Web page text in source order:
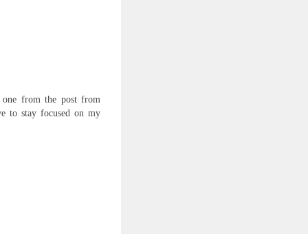
from the post from
to stay focused on my